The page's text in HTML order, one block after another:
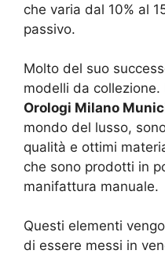
che varia dal 10% al
passivo.
Molto del suo
modelli da
Orologi Milano
mondo del lusso,
qualità e ottimi
che sono prodotti in
manifattura manuale.
Questi elementi
di essere messi in